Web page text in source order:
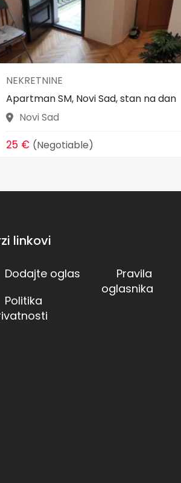
NEKRETNINE
Apartman SM, Novi Sad, stan na dan
Novi Sad
25 € (Negotiable)
linkovi
Dodajte oglas
Politika
Pravila
oglasnika